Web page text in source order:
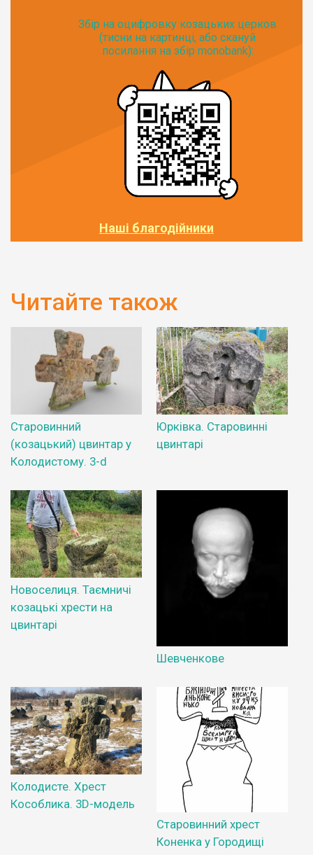
Збір на оцифровку козацьких церков
(тисни на картинці, або скануй
посилання на збір monobank):
Наші благодійники
Читайте також
Старовинний
(козацький) цвинтар у
Колодистому. 3-d
Юрківка. Старовинні
цвинтарі
Новоселиця. Таємничі
козацькі хрести на
цвинтарі
Шевченкове
Колодисте. Хрест
Кособлика. 3D-модель
Старовинний хрест
Коненка у Городищі